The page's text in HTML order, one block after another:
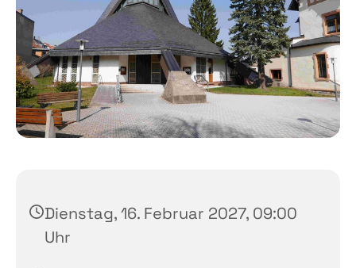
Dienstag, 16. Februar 2027, 09:00
Uhr